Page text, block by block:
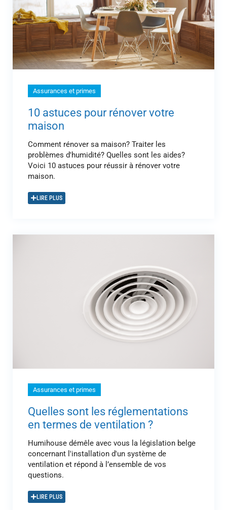
Assurances et primes
10 astuces pour rénover votre
maison
Comment rénover sa maison? Traiter les
problèmes d'humidité? Quelles sont les aides?
Voici 10 astuces pour réussir à rénover votre
maison.
LIRE PLUS
Assurances et primes
Quelles sont les réglementations
en termes de ventilation ?
Humihouse démêle avec vous la législation belge
concernant l'installation d'un système de
ventilation et répond à l’ensemble de vos
questions.
LIRE PLUS